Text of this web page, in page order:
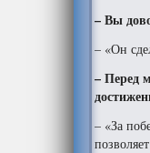
– Вы
– «Он
– Перед
– «За